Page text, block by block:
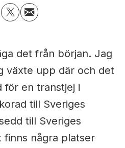
det från början. Jag
växte upp där och det
för en transtjej i
till Sveriges
till Sveriges
finns några platser